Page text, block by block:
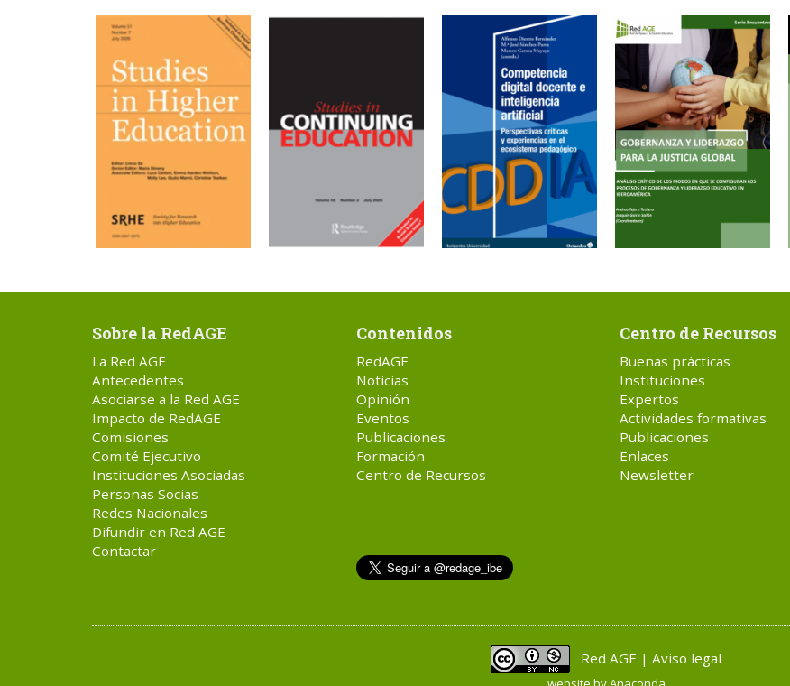
Sobre la RedAGE
La Red AGE
Antecedentes
Asociarse a la Red AGE
Impacto de RedAGE
Comisiones
Comité Ejecutivo
Instituciones Asociadas
Personas Socias
Redes Nacionales
Difundir en Red AGE
Contactar
Contenidos
RedAGE
Noticias
Opinión
Eventos
Publicaciones
Formación
Centro de Recursos
Centro de Recursos
Buenas prácticas
Instituciones
Expertos
Actividades formativas
Publicaciones
Enlaces
Newsletter
Red AGE | Aviso legal